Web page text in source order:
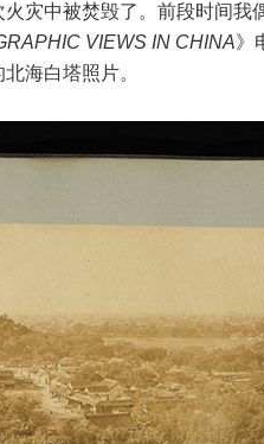
灾中被焚毁了。前段时间我
VIEWS IN CHINA》
海白塔照片。